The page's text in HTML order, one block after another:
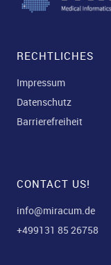
RECHTLICHES
Impressum
Datenschutz
Barrierefreiheit
CONTACT US!
info@miracum.de
+499131 85 26758